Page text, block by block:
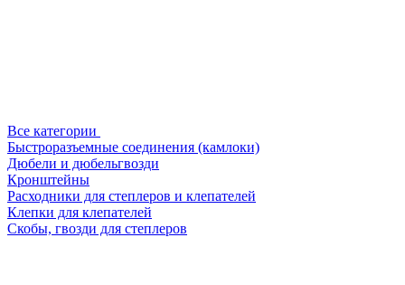
Все категории
Быстроразъемные соединения (камлоки)
Дюбели и дюбельгвозди
Кронштейны
Расходники для степлеров и клепателей
Клепки для клепателей
Скобы, гвозди для степлеров